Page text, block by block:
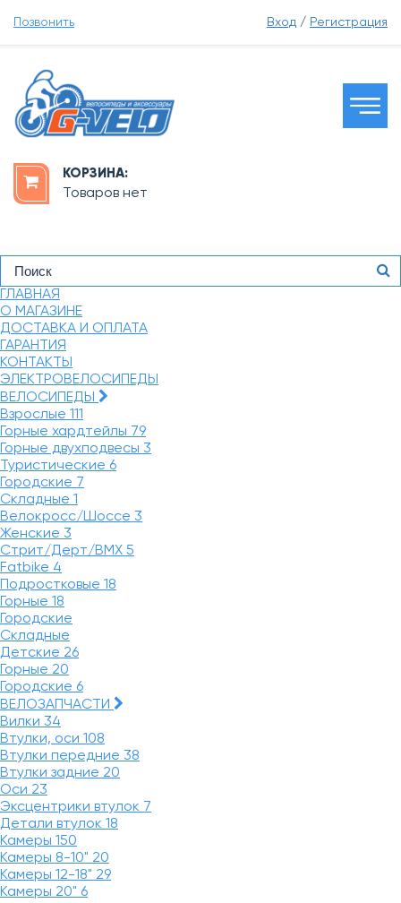
Позвонить Вход / Регистрация
КОРЗИНА:
Товаров нет
ГЛАВНАЯ
О МАГАЗИНЕ
ДОСТАВКА И ОПЛАТА
ГАРАНТИЯ
КОНТАКТЫ
ЭЛЕКТРОВЕЛОСИПЕДЫ
ВЕЛОСИПЕДЫ
Взрослые 111
Горные хардтейлы 79
Горные двухподвесы 3
Туристические 6
Городские 7
Складные 1
Велокросс/Шоссе 3
Женские 3
Стрит/Дерт/BMX 5
Fatbike 4
Подростковые 18
Горные 18
Городские
Складные
Детские 26
Горные 20
Городские 6
ВЕЛОЗАПЧАСТИ
Вилки 34
Втулки, оси 108
Втулки передние 38
Втулки задние 20
Оси 23
Эксцентрики втулок 7
Детали втулок 18
Камеры 150
Камеры 8-10" 20
Камеры 12-18" 29
Камеры 20" 6